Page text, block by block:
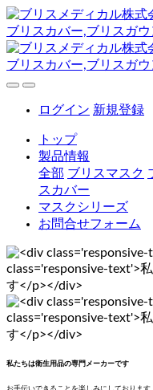
ログイン 新規登録
トップ
製品情報
全部 ブリスマスク
スカバー
マスクシリーズ
お問合せフォーム
私たちは衛生用品の専門メーカーです